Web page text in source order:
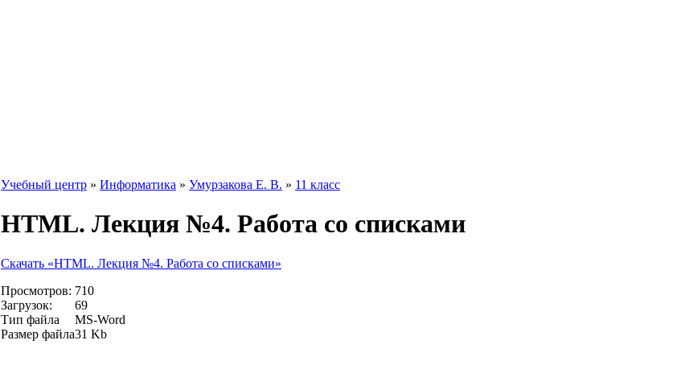
Учебный центр » Информатика » Умурзакова Е. В. » 11 класс
HTML. Лекция №4. Работа со списками
Скачать «HTML. Лекция №4. Работа со списками»
Просмотров: 710
Загрузок:
69
Тип файла
MS-Word
Размер файла31 Kb